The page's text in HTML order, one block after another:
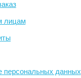
лицам
персональных данных